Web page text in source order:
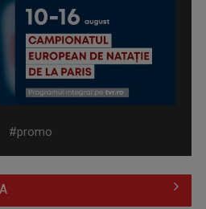
Popovici și tricolorii luptă
#promo